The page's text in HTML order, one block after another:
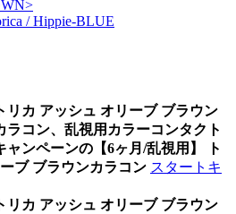
リカ アッシュ オリーブ ブラウン
ラコン、乱視用カラーコンタクト
ャンペーンの【6ヶ月/乱視用】 ト
ブ ブラウンカラコン スタートキ
リカ アッシュ オリーブ ブラウン